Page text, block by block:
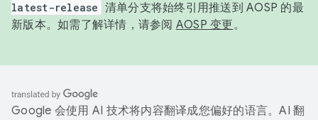
latest-release 清单分支将始终引用推送到 AOSP 的最
新版本。如需了解详情，请参阅 AOSP 变更。
Google 会使用 AI 技术将内容翻译成您偏好的语言。AI 翻